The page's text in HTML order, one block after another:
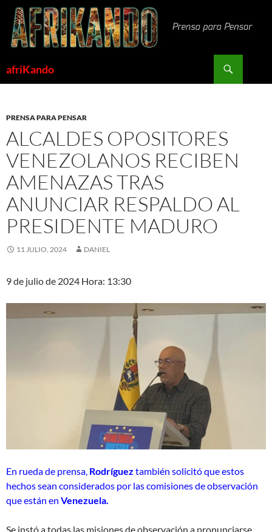
Saltar
contenido
afriKando
PRENSA PARA PENSAR
ALCALDES OPOSITORES
VENEZOLANOS RECIBEN
AMENAZAS TRAS
ANUNCIAR RESPALDO AL
PRESIDENTE MADURO
11 JULIO, 2024 DANIEL
9 de julio de 2024 Hora: 13:30
En rueda de prensa, Rodríguez también solicitó que estos
hechos sean considerados por las comisiones de observación
que están en Venezuela.
Se instó a todas las misiones de observación a pronunciarse